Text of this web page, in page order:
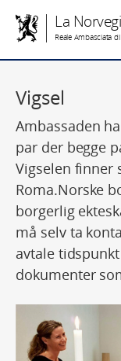
La
Reale Ambasciata
Vigsel
Ambassaden
par der begge
Vigselen finner
Roma.Norske
borgerlig
må selv ta
avtale
dokumenter